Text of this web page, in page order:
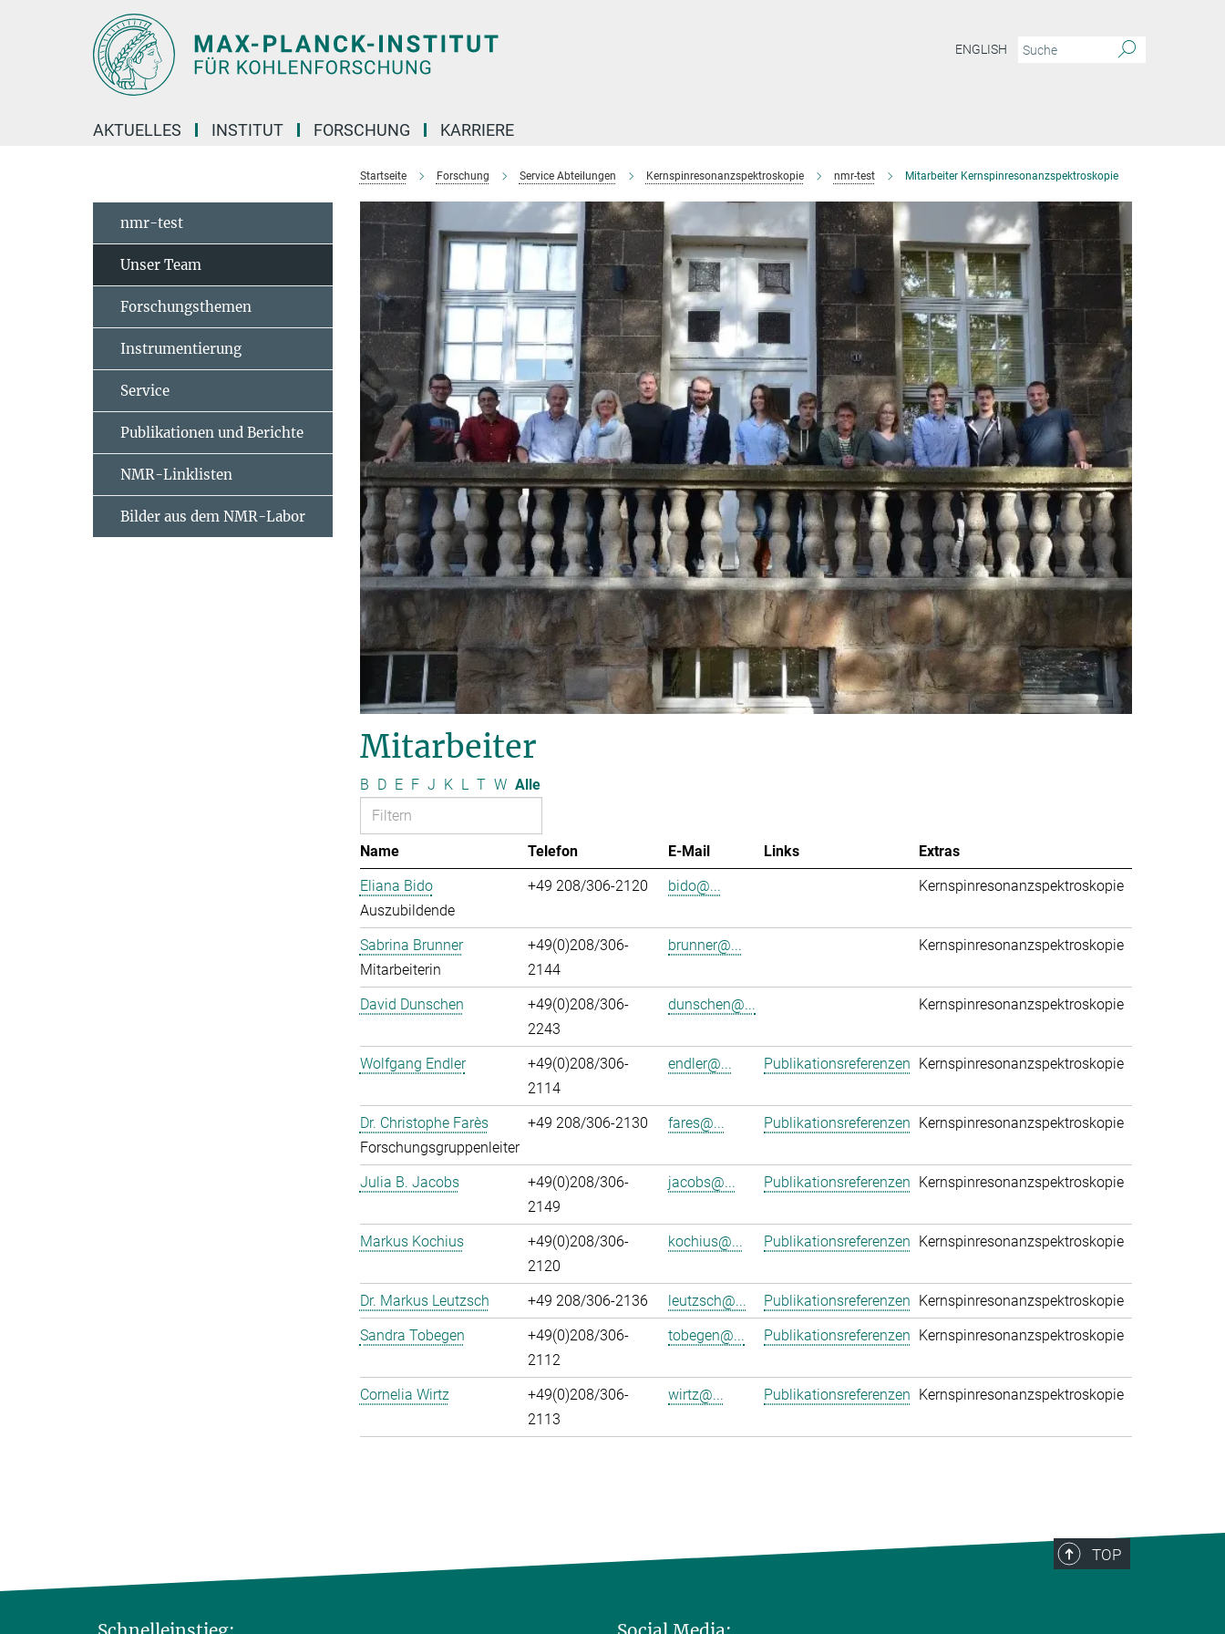
ENGLISH
AKTUELLES INSTITUT FORSCHUNG KARRIERE
Startseite Forschung Service Abteilungen Kernspinresonanzspektroskopie nmr-test Mitarbeiter Kernspinresonanzspektroskopie
Mitarbeiter
B D E F J K L T W Alle
Name Telefon E-Mail Links
Extras
Eliana Bido
Auszubildende
+49 208/306-2120 bido@... Kernspinresonanzspektroskopie
Sabrina Brunner
Mitarbeiterin
+49(0)208/306-
2144
brunner@... Kernspinresonanzspektroskopie
David Dunschen
+49(0)208/306-
2243
dunschen@... Kernspinresonanzspektroskopie
Wolfgang Endler
+49(0)208/306-
2114
endler@... Publikationsreferenzen Kernspinresonanzspektroskopie
Dr. Christophe Farès
Forschungsgruppenleiter
+49 208/306-2130 fares@... Publikationsreferenzen Kernspinresonanzspektroskopie
Julia B. Jacobs
+49(0)208/306-
2149
jacobs@... Publikationsreferenzen Kernspinresonanzspektroskopie
Markus Kochius
+49(0)208/306-
2120
kochius@... Publikationsreferenzen Kernspinresonanzspektroskopie
Dr. Markus Leutzsch +49 208/306-2136 leutzsch@... Publikationsreferenzen Kernspinresonanzspektroskopie
Sandra Tobegen
+49(0)208/306-
2112
tobegen@... Publikationsreferenzen Kernspinresonanzspektroskopie
Cornelia Wirtz
+49(0)208/306-
2113
wirtz@... Publikationsreferenzen Kernspinresonanzspektroskopie
nmr-test
Unser Team
Forschungsthemen
Instrumentierung
Service
Publikationen und Berichte
NMR-Linklisten
Bilder aus dem NMR-Labor
TOP